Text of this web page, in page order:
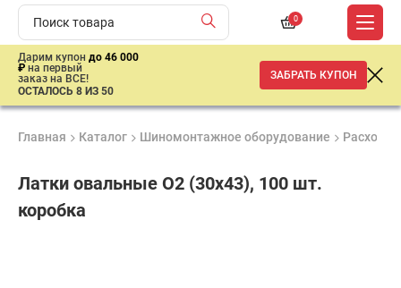
0
Дарим купон до 46 000
₽ на первый
заказ на ВСЕ!
ОСТАЛОСЬ 8 ИЗ 50
ЗАБРАТЬ КУПОН
Главная Каталог Шиномонтажное оборудование
Латки овальные О2 (30х43), 100 шт.
коробка